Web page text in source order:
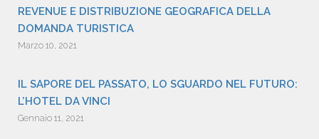
REVENUE E DISTRIBUZIONE GEOGRAFICA DELLA
DOMANDA TURISTICA
Marzo 10, 2021
IL SAPORE DEL PASSATO, LO SGUARDO NEL FUTURO:
L’HOTEL DA VINCI
Gennaio 11, 2021